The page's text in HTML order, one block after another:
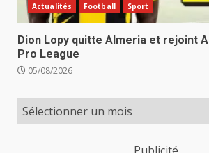
Actualités Football Sport
Dion Lopy quitte Almeria et rejoint
Pro League
05/08/2026